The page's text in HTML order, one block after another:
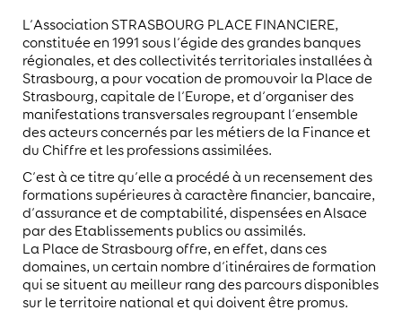
L’Association STRASBOURG PLACE FINANCIERE,
constituée en 1991 sous l’égide des grandes banques
régionales, et des collectivités territoriales installées à
Strasbourg, a pour vocation de promouvoir la Place de
Strasbourg, capitale de l’Europe, et d’organiser des
manifestations transversales regroupant l’ensemble
des acteurs concernés par les métiers de la Finance et
du Chiffre et les professions assimilées.
C’est à ce titre qu’elle a procédé à un recensement des
formations supérieures à caractère financier, bancaire,
d’assurance et de comptabilité, dispensées en Alsace
par des Etablissements publics ou assimilés.
La Place de Strasbourg offre, en effet, dans ces
domaines, un certain nombre d’itinéraires de formation
qui se situent au meilleur rang des parcours disponibles
sur le territoire national et qui doivent être promus.